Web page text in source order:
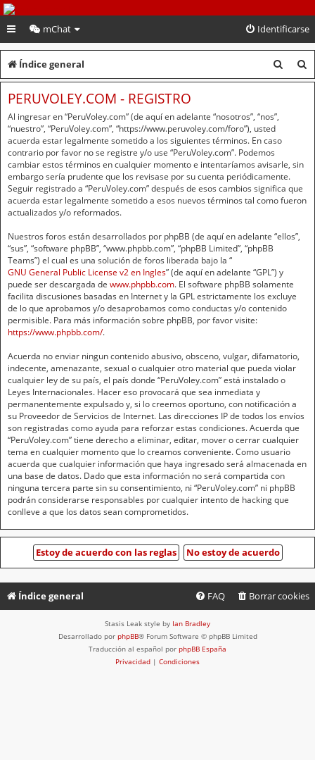
PeruVoley.com
mChat Identificarse
Índice general
u
u
r
PERUVOLEY.COM - REGISTRO
Al ingresar en “PeruVoley.com” (de aquí en adelante “nosotros”, “nos”,
“nuestro”, “PeruVoley.com”, “https://www.peruvoley.com/foro”), usted
acuerda estar legalmente sometido a los siguientes términos. En caso
contrario por favor no se registre y/o use “PeruVoley.com”. Podemos
cambiar estos términos en cualquier momento e intentaríamos avisarle, sin
embargo sería prudente que los revisase por su cuenta periódicamente.
Seguir registrado a “PeruVoley.com” después de esos cambios significa que
acuerda estar legalmente sometido a esos nuevos términos tal como fueron
actualizados y/o reformados.
Nuestros foros están desarrollados por phpBB (de aquí en adelante “ellos”,
“sus”, “software phpBB”, “www.phpbb.com”, “phpBB Limited”, “phpBB
Teams”) el cual es una solución de foros liberada bajo la “
GNU General Public License v2 en Ingles” (de aquí en adelante “GPL”) y
puede ser descargada de www.phpbb.com. El software phpBB solamente
facilita discusiones basadas en Internet y la GPL estrictamente los excluye
de lo que aprobamos y/o desaprobamos como conductas y/o contenido
permisible. Para más información sobre phpBB, por favor visite:
https://www.phpbb.com/.
Acuerda no enviar ningun contenido abusivo, obsceno, vulgar, difamatorio,
indecente, amenazante, sexual o cualquier otro material que pueda violar
cualquier ley de su país, el país donde “PeruVoley.com” está instalado o
Leyes Internacionales. Hacer eso provocará que sea inmediata y
permanentemente expulsado y, si lo creemos oportuno, con notificación a
su Proveedor de Servicios de Internet. Las direcciones IP de todos los envíos
son registradas como ayuda para reforzar estas condiciones. Acuerda que
“PeruVoley.com” tiene derecho a eliminar, editar, mover o cerrar cualquier
tema en cualquier momento que lo creamos conveniente. Como usuario
acuerda que cualquier información que haya ingresado será almacenada en
una base de datos. Dado que esta información no será compartida con
ninguna tercera parte sin su consentimiento, ni “PeruVoley.com” ni phpBB
podrán considerarse responsables por cualquier intento de hacking que
conlleve a que los datos sean comprometidos.
Índice general Borrar cookies
FAQ
Stasis Leak style by Ian Bradley
Desarrollado por phpBB® Forum Software © phpBB Limited
Traducción al español por phpBB España
Privacidad | Condiciones